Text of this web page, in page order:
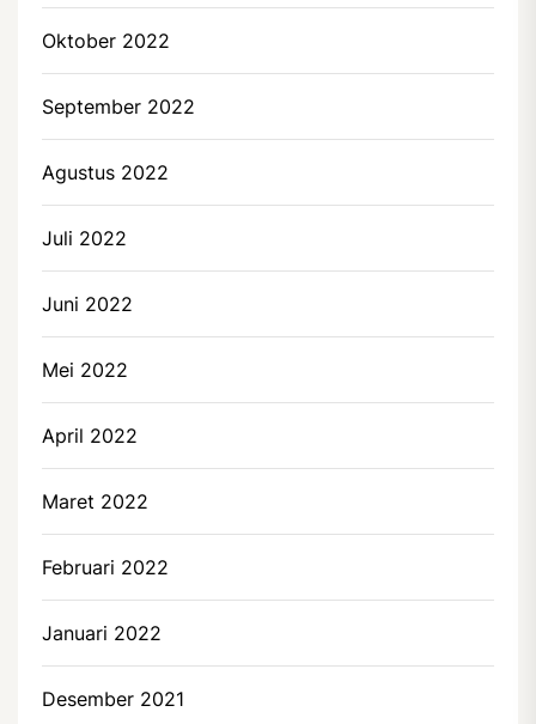
Oktober 2022
September 2022
Agustus 2022
Juli 2022
Juni 2022
Mei 2022
April 2022
Maret 2022
Februari 2022
Januari 2022
Desember 2021